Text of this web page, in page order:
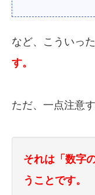
など、こういっ
す。
ただ、一点注意
それは「数字
うことです。